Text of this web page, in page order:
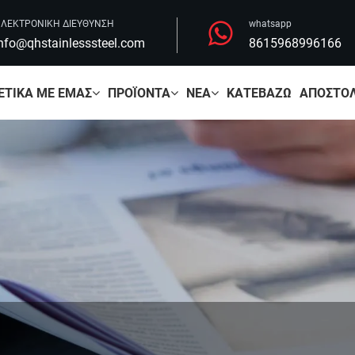
ΔΙΕΥΘΥΝΣΗ whatsapp
8615968996166
ΜΕ ΕΜΆΣ ΠΡΟΪΌΝΤΑ ΝΈΑ ΚΑΤΕΒΆΖΩ